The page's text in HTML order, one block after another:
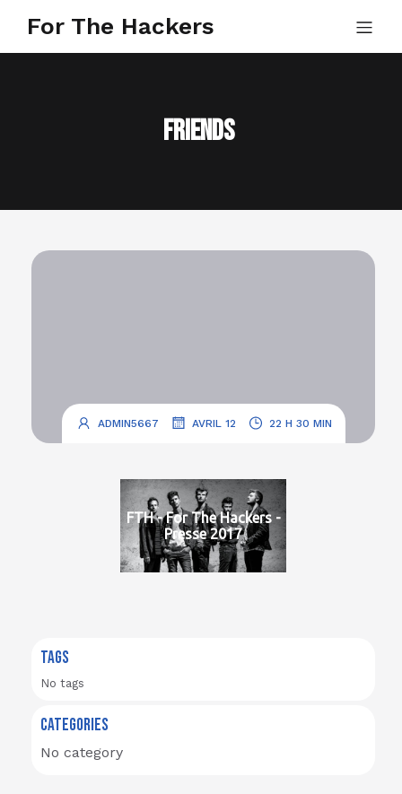
For The Hackers
friends
ADMIN5667 AVRIL 12 22 H 30 MIN
FTH - For The Hackers -
Presse 2017
TAGS
No tags
CATEGORIES
No category